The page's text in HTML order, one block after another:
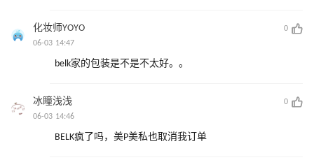
化妆师YOYO
0
06-03 14:47
belk家的包装是不是不太好。。
冰瞳浅浅
0
06-03 14:46
BELK疯了吗，美P美私也取消我订单